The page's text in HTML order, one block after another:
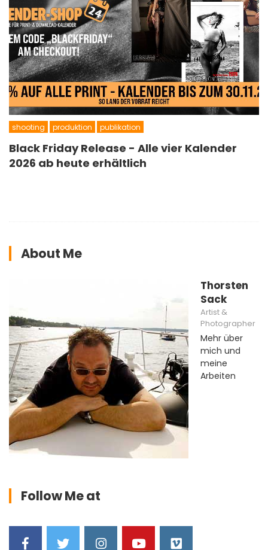
shooting produktion publikation
Black Friday Release - Alle vier Kalender
2026 ab heute erhältlich
About Me
Thorsten
Sack
Artist &
Photographer
Mehr über
mich und
meine
Arbeiten
Follow Me at